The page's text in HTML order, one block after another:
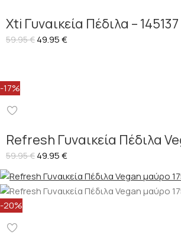
Xti Γυναικεία Πέδιλα – 145137
59.95€ 49.95€
-17%
Refresh Γυναικεία Πέδιλα
59.95€ 49.95€
-20%